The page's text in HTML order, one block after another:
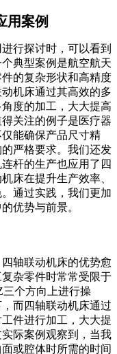
用案例
行探讨时，可以看到
典型案例是航空航天
的复杂形状和高精度
机床通过其高效的多
度的加工，大大提高
关注的例子是医疗器
能确保产品尺寸精
严格要求。我们还发
杆的生产也应用了四
床在提升生产效率、
通过实践，我们更加
优势与前景。
轴联动机床的优势愈
杂零件时常常受限于
个方向上进行操
而四轴联动机床通过
件进行加工，大大提
际案例观察到，当我
或腔体时所需的时间